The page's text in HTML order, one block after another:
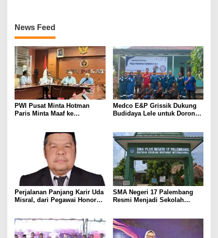
News Feed
PWI Pusat Minta Hotman
Paris Minta Maaf ke
Medco E&P Grissik Dukung
Budidaya Lele untuk Dorong
Perjalanan Panjang Karir Uda
Misral, dari Pegawai Honorer
Eselon III
SMA Negeri 17 Palembang
Resmi Menjadi Sekolah